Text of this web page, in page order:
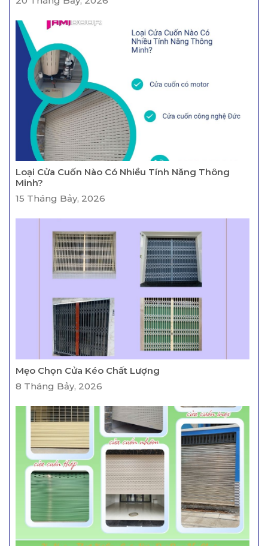
Loại Cửa Cuốn Nào Có Nhiều Tính Năng Thông
Minh?
15 Tháng Bảy, 2026
Mẹo Chọn Cửa Kéo Chất Lượng
8 Tháng Bảy, 2026